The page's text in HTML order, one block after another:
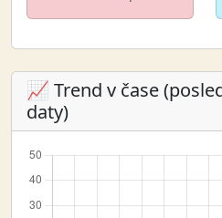
📈 Trend v čase
daty)